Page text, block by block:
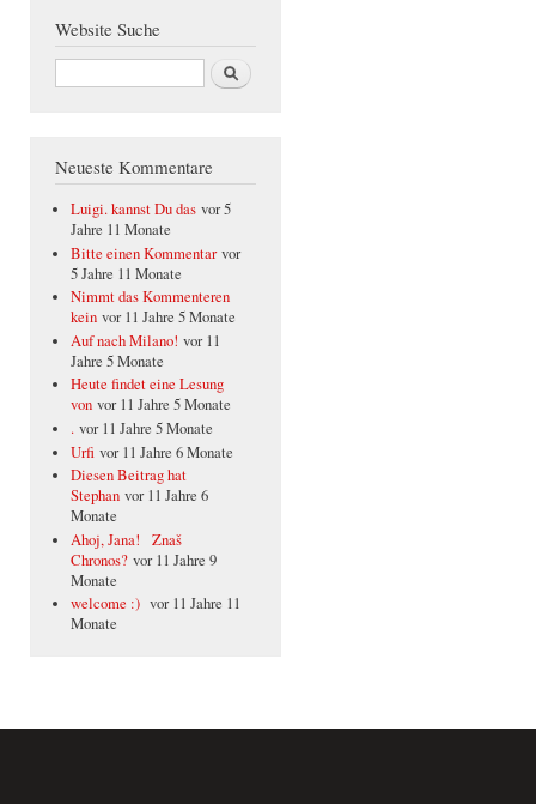
Website Suche
Suche
Neueste Kommentare
Luigi. kannst Du das vor 5
Jahre 11 Monate
Bitte einen Kommentar vor
5 Jahre 11 Monate
Nimmt das Kommenteren
kein vor 11 Jahre 5 Monate
Auf nach Milano! vor 11
Jahre 5 Monate
Heute findet eine Lesung
von vor 11 Jahre 5 Monate
. vor 11 Jahre 5 Monate
Urfi vor 11 Jahre 6 Monate
Diesen Beitrag hat
Stephan vor 11 Jahre 6
Monate
Ahoj, Jana! Znaš
Chronos? vor 11 Jahre 9
Monate
welcome :) vor 11 Jahre 11
Monate